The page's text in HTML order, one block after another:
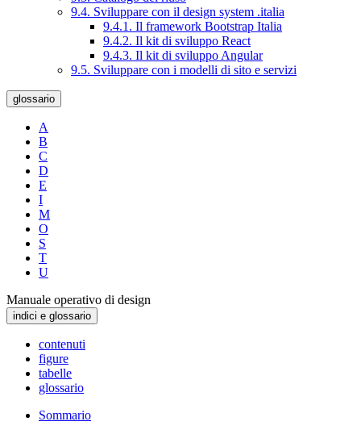
9.4. Sviluppare con il design system .italia
9.4.1. Il framework Bootstrap Italia
9.4.2. Il kit di sviluppo React
9.4.3. Il kit di sviluppo Angular
9.5. Sviluppare con i modelli di sito e servizi
glossario
A
B
C
D
E
I
M
O
S
T
U
Manuale operativo di design
indici e glossario
contenuti
figure
tabelle
glossario
Sommario